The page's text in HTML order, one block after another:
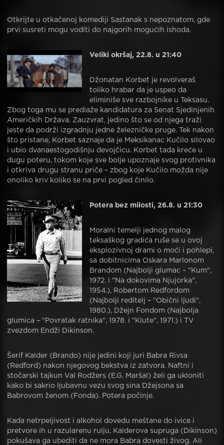
Otkrijte u otkačenoj komediji Sastanak s nepoznatom, gde
prvi susreti mogu voditi do najgorih mogućih ishoda.
Veliki okršaj, 22.8. u 21:40
Džonatan Korbet je revolveraš
toliko hrabar da je uspeo da
eliminiše sve razbojnike u Teksasu.
Zbog toga mu se predlaže kandidatura za Senat Sjedinjenih
Američkih Država. Zauzvrat, jedino što se od njega traži
jeste da podrži izgradnju jedne železničke pruge. Tek nakon
što pristane, Korbet saznaje da je Meksikanac Kučilo silovao
i ubio dvanaestogodišnju devojčicu. Korbet tada kreće u
dugu poteru, tokom koje sve bolje upoznaje svog protivnika
i otkriva drugu stranu priče – zbog koje Kučilo možda nije
onoliko kriv koliko se na prvi pogled činilo.
Potera bez milosti, 26.8. u 21:30
Moralni temelji jednog malog
teksaškog gradića ruše se u ovoj
eksplozivnoj drami o moći i pohlepi,
sa dobitnicima Oskara Marlonom
Brandom (Najbolji glumac – "Kum",
1972. i "Na dokovima Njujorka",
1954.), Robertom Redfordom
(Najbolji reditelj – "Obični ljudi",
1980.), Džejn Fondom (Najbolja
glumica – "Povratak ratnika", 1978. i "Klute", 1971.) i TV
zvezdom Endži Dikinson.
Šerif Kalder (Brando) nije jedini koji juri Babra Rivsa
(Redford) nakon njegovog bekstva iz zatvora. Naftni i
stočarski tajkun Val Rodžers (E.G. Maršal) želi ga ukloniti
kako bi sakrio ljubavnu vezu svog sina Džejsona sa
Babrovom ženom (Fonda). Potera počinje.
Kada netrpeljivost i alkohol dovedu meštane do ivice i
pretvore ih u razularenu rulju, Kalderova supruga (Dikinson)
pokušava ga ubediti da ne mora Babra dovesti živog. Ali